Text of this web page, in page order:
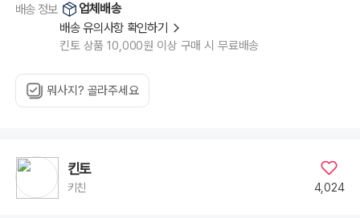
배송 정보
업체배송
배송 유의사항 확인하기
킨토 상품 10,000원 이상 구매 시 무료배송
뭐사지? 골라주세요
킨토
키친 4,024